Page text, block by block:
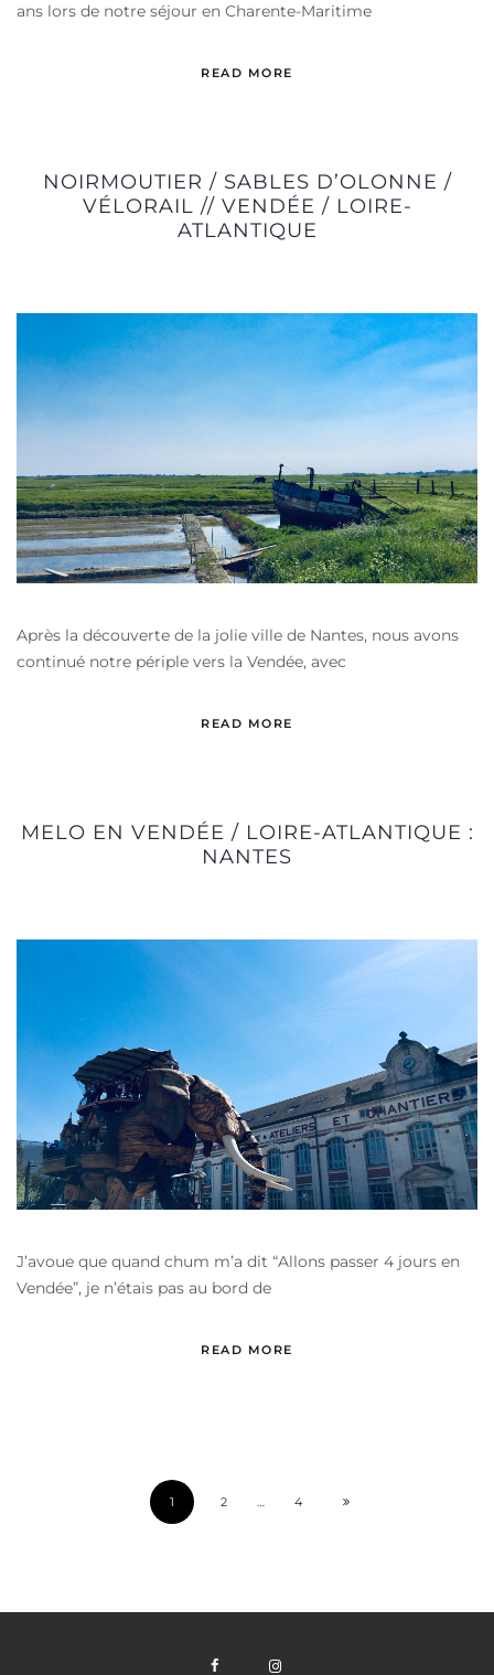
ans lors de notre séjour en Charente-Maritime
READ MORE
NOIRMOUTIER / SABLES D’OLONNE /
VÉLORAIL // VENDÉE / LOIRE-
ATLANTIQUE
Après la découverte de la jolie ville de Nantes, nous avons
continué notre périple vers la Vendée, avec
READ MORE
MELO EN VENDÉE / LOIRE-ATLANTIQUE :
NANTES
J’avoue que quand chum m’a dit “Allons passer 4 jours en
Vendée”, je n’étais pas au bord de
READ MORE
1 2 … 4